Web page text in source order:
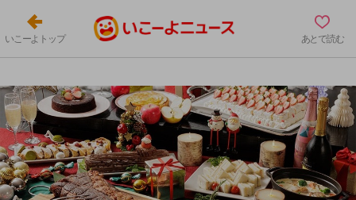
いこーよトップ あとで読む